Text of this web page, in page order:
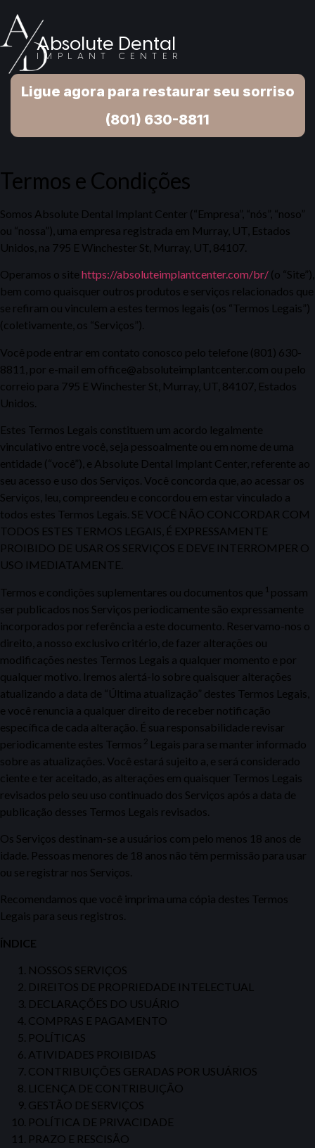
Absolute Dental
IMPLANT CENTER
Ligue agora para restaurar seu sorriso
(801) 630-8811
Termos e Condições
Somos Absolute Dental Implant Center (“Empresa”, “nós”, “noso”
ou “nossa”), uma empresa registrada em Murray, UT, Estados
Unidos, na 795 E Winchester St, Murray, UT, 84107.
Operamos o site https://absoluteimplantcenter.com/br/ (o “Site”),
bem como quaisquer outros produtos e serviços relacionados que
se refiram ou vinculem a estes termos legais (os “Termos Legais”)
(coletivamente, os “Serviços”).
Você pode entrar em contato conosco pelo telefone (801) 630-
8811, por e-mail em office@absoluteimplantcenter.com ou pelo
correio para 795 E Winchester St, Murray, UT, 84107, Estados
Unidos.
Estes Termos Legais constituem um acordo legalmente
vinculativo entre você, seja pessoalmente ou em nome de uma
entidade (“você”), e Absolute Dental Implant Center, referente ao
seu acesso e uso dos Serviços. Você concorda que, ao acessar os
Serviços, leu, compreendeu e concordou em estar vinculado a
todos estes Termos Legais. SE VOCÊ NÃO CONCORDAR COM
TODOS ESTES TERMOS LEGAIS, É EXPRESSAMENTE
PROIBIDO DE USAR OS SERVIÇOS E DEVE INTERROMPER O
USO IMEDIATAMENTE.
Termos e condições suplementares ou documentos que 1 possam
ser publicados nos Serviços periodicamente são expressamente
incorporados por referência a este documento. Reservamo-nos o
direito, a nosso exclusivo critério, de fazer alterações ou
modificações nestes Termos Legais a qualquer momento e por
qualquer motivo. Iremos alertá-lo sobre quaisquer alterações
atualizando a data de “Última atualização” destes Termos Legais,
e você renuncia a qualquer direito de receber notificação
específica de cada alteração. É sua responsabilidade revisar
periodicamente estes Termos 2 Legais para se manter informado
sobre as atualizações. Você estará sujeito a, e será considerado
ciente e ter aceitado, as alterações em quaisquer Termos Legais
revisados pelo seu uso continuado dos Serviços após a data de
publicação desses Termos Legais revisados.
Os Serviços destinam-se a usuários com pelo menos 18 anos de
idade. Pessoas menores de 18 anos não têm permissão para usar
ou se registrar nos Serviços.
Recomendamos que você imprima uma cópia destes Termos
Legais para seus registros.
ÍNDICE
NOSSOS SERVIÇOS
DIREITOS DE PROPRIEDADE INTELECTUAL
DECLARAÇÕES DO USUÁRIO
COMPRAS E PAGAMENTO
POLÍTICAS
ATIVIDADES PROIBIDAS
CONTRIBUIÇÕES GERADAS POR USUÁRIOS
LICENÇA DE CONTRIBUIÇÃO
GESTÃO DE SERVIÇOS
POLÍTICA DE PRIVACIDADE
PRAZO E RESCISÃO